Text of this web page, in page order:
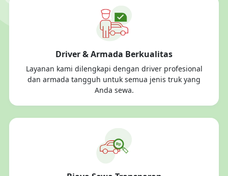
Driver & Armada Berkualitas
Layanan kami dilengkapi dengan driver profesional
dan armada tangguh untuk semua jenis truk yang
Anda sewa.